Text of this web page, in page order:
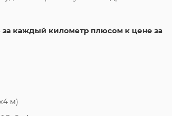
за каждый километр плюсом к цене за
м)